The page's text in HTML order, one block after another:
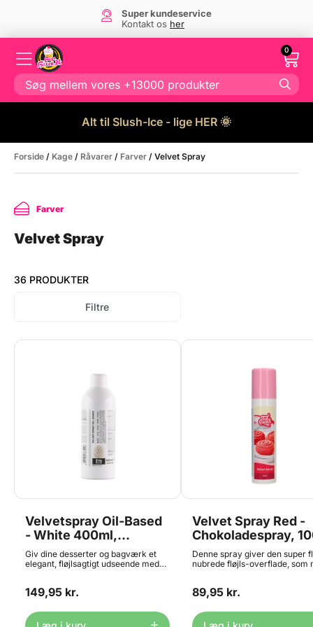
Super kundeservice
Kontakt os her
0
Alt til Slush-Ice - lige HER 🌞
Forside / Kage / Råvarer / Farver / Velvet Spray
Farver
Velvet Spray
36 PRODUKTER
Filtre
Velvetspray Oil-Based
- White 400ml,
Silikomart Professional
Giv dine desserter og bagværk et
elegant, fløjlsagtigt udseende med
leverer den samme eksklusive
sprays. Sprayen skaber en smuk,
mat og ensartet overflade og kan
149,95 kr.
Velvet Spray Red -
Chokoladespray,
Denne spray giver den super
nubrede fløjls-overflade, som
indenfor konditorbranchen
flydende fødevare farve, som
tryk bliver sprøjtet på frosne
89,95 kr.